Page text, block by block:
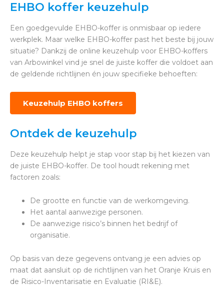
EHBO koffer keuzehulp
Een goedgevulde EHBO-koffer is onmisbaar op iedere
werkplek. Maar welke EHBO-koffer past het beste bij jouw
situatie? Dankzij de online keuzehulp voor EHBO-koffers
van Arbowinkel vind je snel de juiste koffer die voldoet aan
de geldende richtlijnen én jouw specifieke behoeften:
Keuzehulp EHBO koffers
Ontdek de keuzehulp
Deze keuzehulp helpt je stap voor stap bij het kiezen van
de juiste EHBO-koffer. De tool houdt rekening met
factoren zoals:
De grootte en functie van de werkomgeving.
Het aantal aanwezige personen.
De aanwezige risico’s binnen het bedrijf of
organisatie.
Op basis van deze gegevens ontvang je een advies op
maat dat aansluit op de richtlijnen van het Oranje Kruis en
de Risico-Inventarisatie en Evaluatie (RI&E).